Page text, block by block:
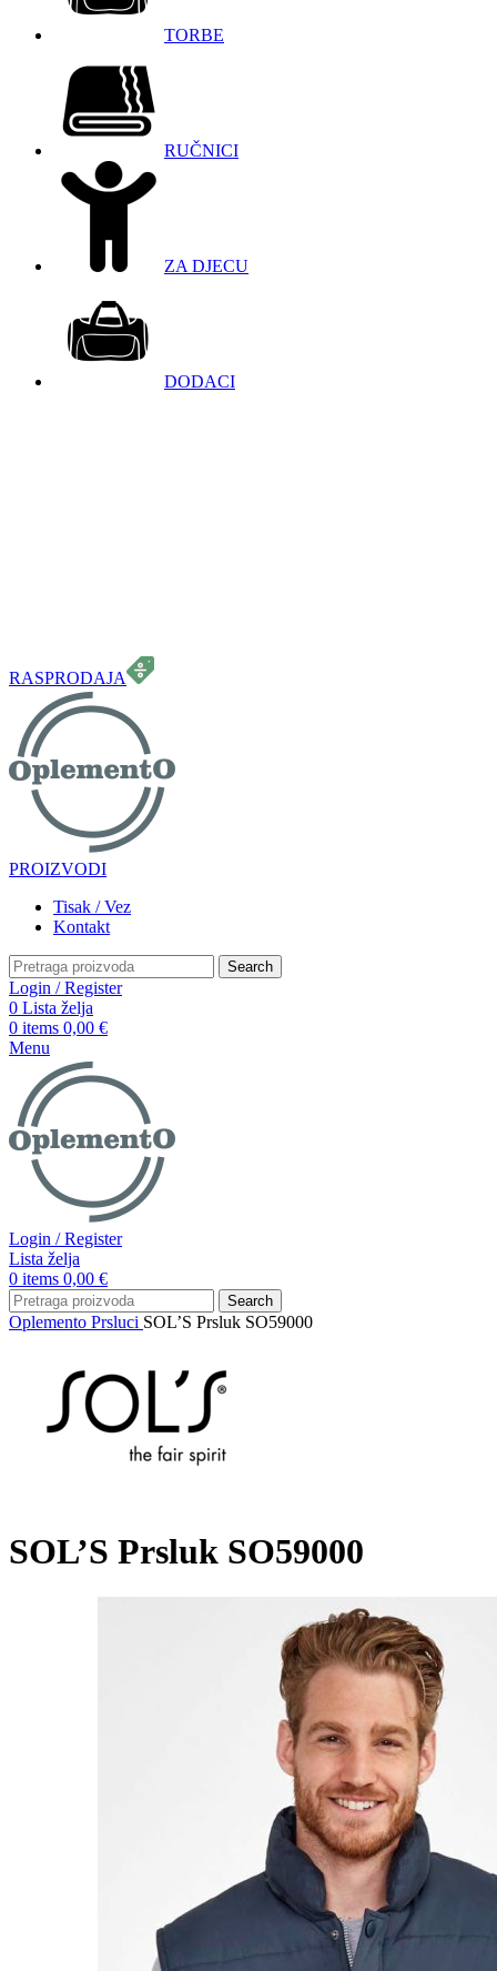
TORBE
RUČNICI
ZA DJECU
DODACI
RASPRODAJA
PROIZVODI
Tisak / Vez
Kontakt
Search
Login / Register
0 Lista želja
0 items 0,00 €
Menu
Login / Register
Lista želja
0 items 0,00 €
Search
Oplemento Prsluci SOL’S Prsluk SO59000
SOL’S Prsluk SO59000